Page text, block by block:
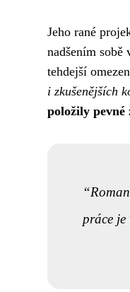
Jeho rané
nadšením
tehdejší
i zkušenějších
položily
práce je